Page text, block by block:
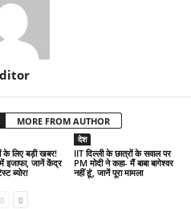
MORE FROM AUTHOR
के लिए बड़ी खबर!
इजाफा, जानें केंद्र
ब्योरा
देश
IIT दिल्ली के छात्रों के सवाल पर
PM मोदी ने कहा- मैं बाबा बागेश्वर
नहीं हूं’, जानें पूरा मामला